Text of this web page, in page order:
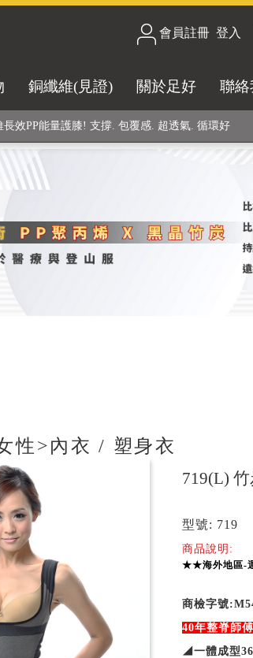
會員註冊 登入
銅纖維(見證) 關於足好 聯絡
烯纖維 (登山服、醫療級高性能纖維素材), 機能貼
三金家族- 專利活氧 男女內褲系列
性>內衣 / 塑身衣
719(L)
型號: 719
商品說明:
★★海外地區-
商檢字號
40年整脊師
◢一體成型